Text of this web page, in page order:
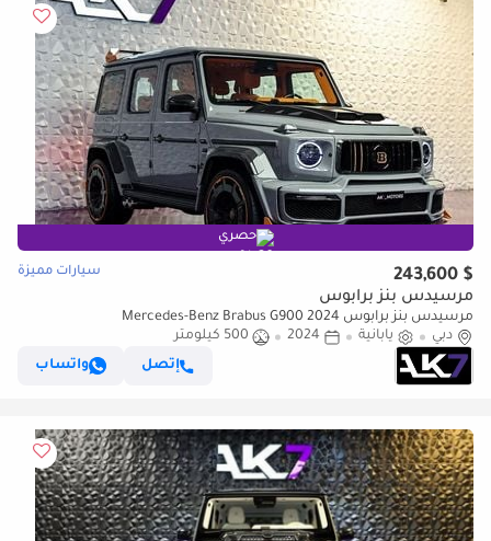
حصري
$ 243,600 سيارات مميزة
مرسيدس بنز برابوس
مرسيدس بنز برابوس Mercedes-Benz Brabus G900 2024
دبي
يابانية 2024
500 كيلومتر
إتصل
واتساب